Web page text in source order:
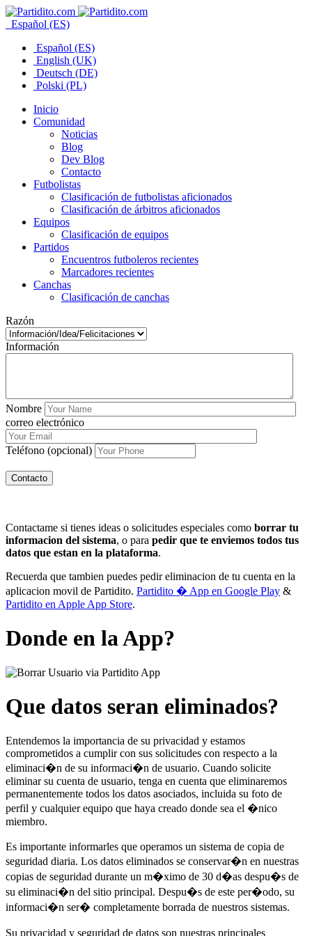
Español (ES)
Español (ES)
English (UK)
Deutsch (DE)
Polski (PL)
Inicio
Comunidad
Noticias
Blog
Dev Blog
Contacto
Futbolistas
Clasificación de futbolistas aficionados
Clasificación de árbitros aficionados
Equipos
Clasificación de equipos
Partidos
Encuentros futboleros recientes
Marcadores recientes
Canchas
Clasificación de canchas
Razón
Información
Nombre
correo electrónico
Teléfono (opcional)
Contactame si tienes ideas o solicitudes especiales como borrar tu
informacion del sistema, o para pedir que te enviemos todos tus
datos que estan en la plataforma.
Recuerda que tambien puedes pedir eliminacion de tu cuenta en la
aplicacion movil de Partidito. Partidito � App en Google Play &
Partidito en Apple App Store.
Donde en la App?
Que datos seran eliminados?
Entendemos la importancia de su privacidad y estamos
comprometidos a cumplir con sus solicitudes con respecto a la
eliminaci�n de su informaci�n de usuario. Cuando solicite
eliminar su cuenta de usuario, tenga en cuenta que eliminaremos
permanentemente todos los datos asociados, incluida su foto de
perfil y cualquier equipo que haya creado donde sea el �nico
miembro.
Es importante informarles que operamos un sistema de copia de
seguridad diaria. Los datos eliminados se conservar�n en nuestras
copias de seguridad durante un m�ximo de 30 d�as despu�s de
su eliminaci�n del sitio principal. Despu�s de este per�odo, su
informaci�n ser� completamente borrada de nuestros sistemas.
Su privacidad y seguridad de datos son nuestras principales